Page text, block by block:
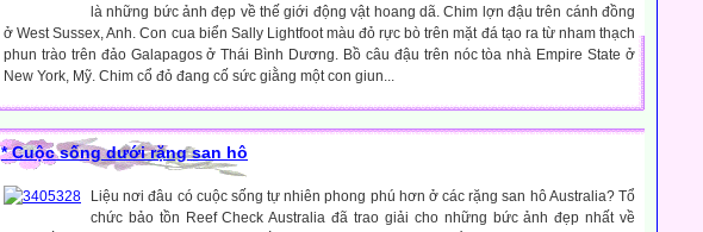
là những bức ảnh đẹp về thế giới động vật hoang dã. Chim lợn đậu trên cánh đồng
ở West Sussex, Anh. Con cua biển Sally Lightfoot màu đỏ rực bò trên mặt đá tạo ra từ nham thạch
phun trào trên đảo Galapagos ở Thái Bình Dương. Bồ câu đậu trên nóc tòa nhà Empire State ở
New York, Mỹ. Chim cổ đỏ đang cố sức giằng một con giun...
* Cuộc sống dưới rặng san hô
Liệu nơi đâu có cuộc sống tự nhiên phong phú hơn ở các rặng san hô Australia? Tổ
chức bảo tồn Reef Check Australia đã trao giải cho những bức ảnh đẹp nhất về